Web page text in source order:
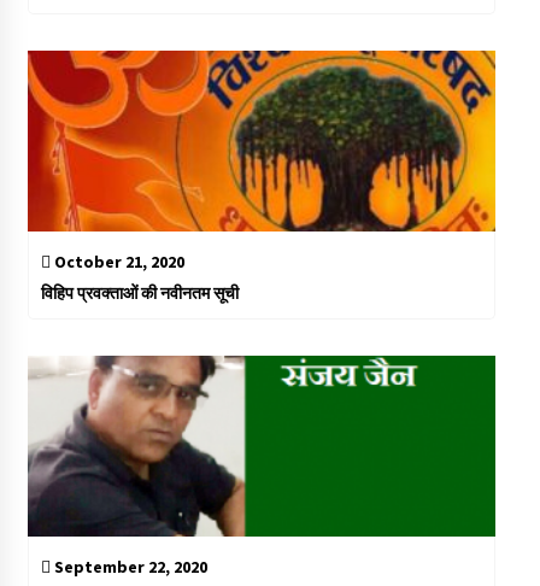
October 21, 2020
विहिप प्रवक्ताओं की नवीनतम सूची
September 22, 2020